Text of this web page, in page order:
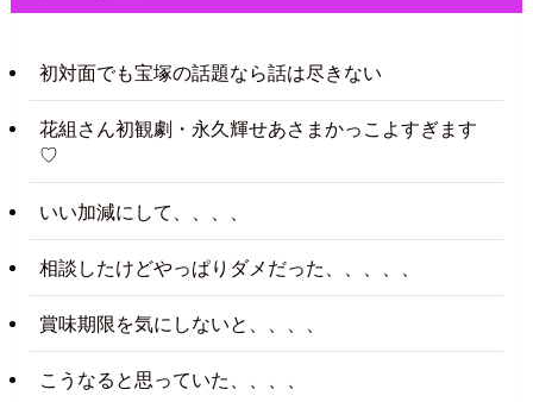
初対面でも宝塚の話題なら話は尽きない
花組さん初観劇・永久輝せあさまかっこよすぎます
♡
いい加減にして、、、、
相談したけどやっぱりダメだった、、、、、
賞味期限を気にしないと、、、、
こうなると思っていた、、、、